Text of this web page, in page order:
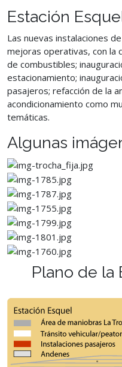
Estación
Las nuevas instalaciones
mejoras operativas, con la
de combustibles;
estacionamiento;
pasajeros; refacción de la
acondicionamiento como
temáticas.
Algunas
Plano de la